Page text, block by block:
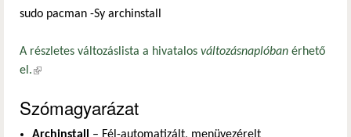
sudo pacman -Sy archinstall
A részletes változáslista a hivatalos változásnaplóban érhető
el.(külső hivatkozás)
Szómagyarázat
Archinstall
– Fél-automatizált, menüvezérelt